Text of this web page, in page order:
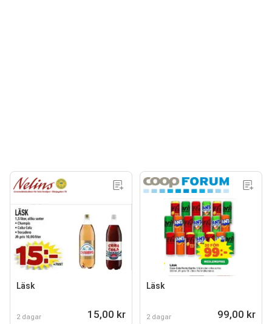
Läsk
2 dagar 15,00 kr
Läsk
2 dagar 99,00 kr